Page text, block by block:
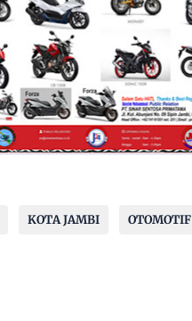
KOTA JAMBI OTOMOTIF